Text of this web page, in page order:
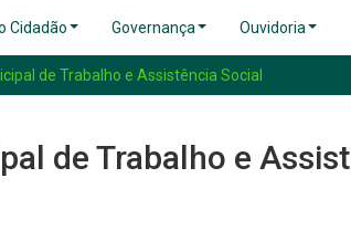
Cidadão Governança Ouvidoria
de Trabalho e Assistência Social
de Trabalho e